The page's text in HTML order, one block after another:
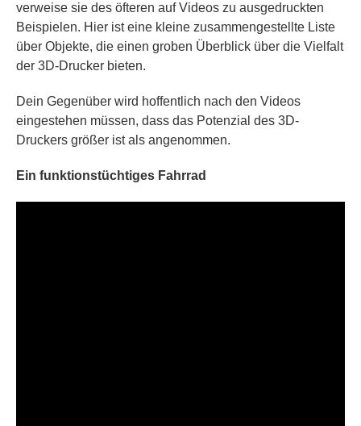
verweise sie des öfteren auf Videos zu ausgedruckten
Beispielen. Hier ist eine kleine zusammengestellte Liste
über Objekte, die einen groben Überblick über die Vielfalt
der 3D-Drucker bieten.
Dein Gegenüber wird hoffentlich nach den Videos
eingestehen müssen, dass das Potenzial des 3D-
Druckers größer ist als angenommen.
Ein funktionstüchtiges Fahrrad